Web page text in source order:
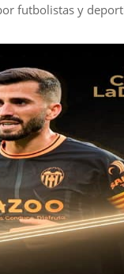
futbolistas y